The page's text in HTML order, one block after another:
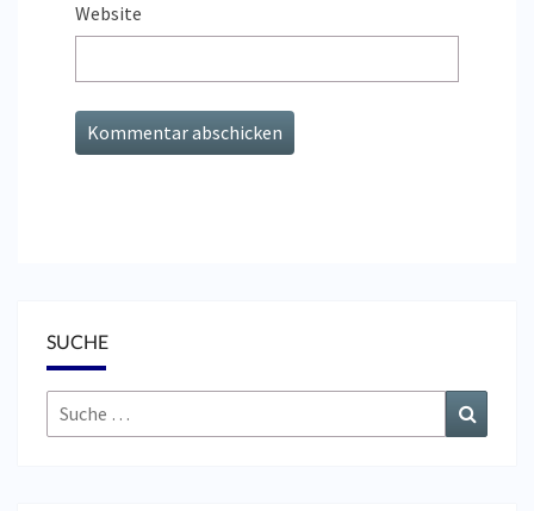
Website
SUCHE
Suche
nach: